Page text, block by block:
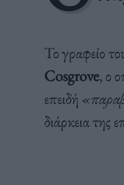
Το γραφείο
Cosgrove, ο
επειδή
διάρκεια της